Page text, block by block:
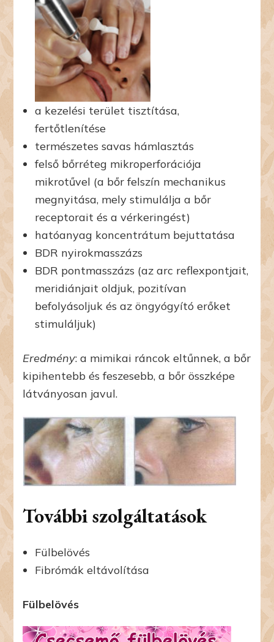
a kezelési terület tisztítása,
fertőtlenítése
természetes savas hámlasztás
felső bőrréteg mikroperforációja
mikrotűvel (a bőr felszín mechanikus
megnyitása, mely stimulálja a bőr
receptorait és a vérkeringést)
hatóanyag koncentrátum bejuttatása
BDR nyirokmasszázs
BDR pontmasszázs (az arc reflexpontjait,
meridiánjait oldjuk, pozitívan
befolyásoljuk és az öngyógyító erőket
stimuláljuk)
Eredmény: a mimikai ráncok eltűnnek, a bőr
kipihentebb és feszesebb, a bőr összképe
látványosan javul.
További szolgáltatások
Fülbelövés
Fibrómák eltávolítása
Fülbelövés